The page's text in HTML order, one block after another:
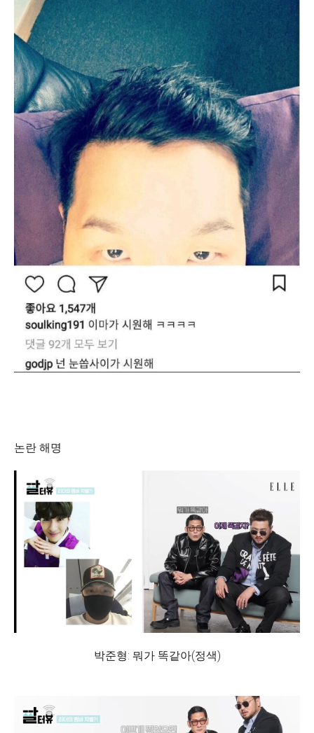
논란 해명
박준형: 뭐가 똑같아(정색)